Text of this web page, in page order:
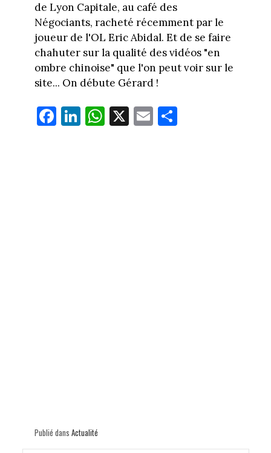
de Lyon Capitale, au café des
Négociants, racheté récemment par le
joueur de l'OL Eric Abidal. Et de se faire
chahuter sur la qualité des vidéos "en
ombre chinoise" que l'on peut voir sur le
site... On débute Gérard !
Fa
ce
Li
nk
W
ha
X E
m
Pa
Publié dans Actualité